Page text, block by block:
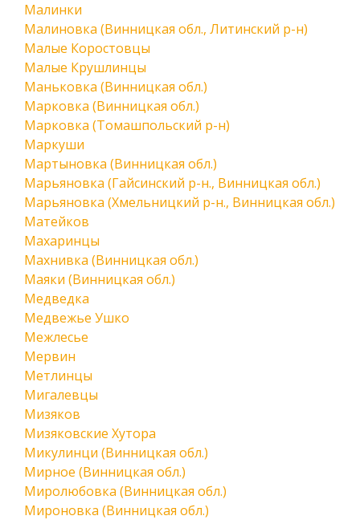
Малинки
Малиновка (Винницкая обл., Литинский р-н)
Малые Коростовцы
Малые Крушлинцы
Маньковка (Винницкая обл.)
Марковка (Винницкая обл.)
Марковка (Томашпольский р-н)
Маркуши
Мартыновка (Винницкая обл.)
Марьяновка (Гайсинский р-н., Винницкая обл.)
Марьяновка (Хмельницкий р-н., Винницкая обл.)
Матейков
Махаринцы
Махнивка (Винницкая обл.)
Маяки (Винницкая обл.)
Медведка
Медвежье Ушко
Межлесье
Мервин
Метлинцы
Мигалевцы
Мизяков
Мизяковские Хутора
Микулинци (Винницкая обл.)
Мирное (Винницкая обл.)
Миролюбовка (Винницкая обл.)
Мироновка (Винницкая обл.)